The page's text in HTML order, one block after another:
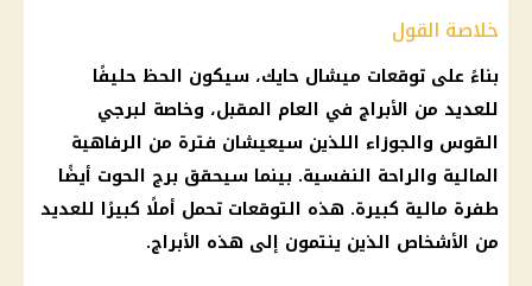
خلاصة القول
بناءً على توقعات ميشال حايك، سيكون الحظ حليفًا
للعديد من الأبراج في العام المقبل، وخاصة لبرجي
القوس والجوزاء اللذين سيعيشان فترة من الرفاهية
المالية والراحة النفسية. بينما سيحقق برج الحوت أيضًا
طفرة مالية كبيرة. هذه التوقعات تحمل أملًا كبيرًا للعديد
من الأشخاص الذين ينتمون إلى هذه الأبراج.